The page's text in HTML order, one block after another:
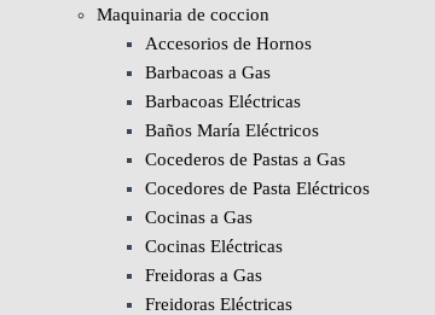
Maquinaria de coccion
Accesorios de Hornos
Barbacoas a Gas
Barbacoas Eléctricas
Baños María Eléctricos
Cocederos de Pastas a Gas
Cocedores de Pasta Eléctricos
Cocinas a Gas
Cocinas Eléctricas
Freidoras a Gas
Freidoras Eléctricas